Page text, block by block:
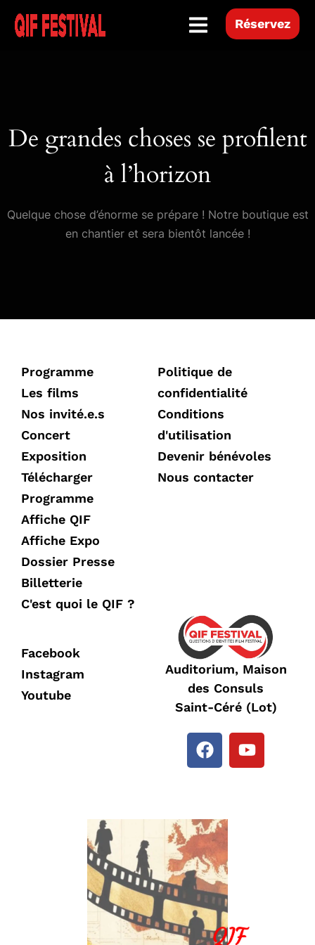
Réservez
Hamburger Toggle Menu
De grandes choses se profilent
à l’horizon
Quelque chose d’énorme se prépare ! Notre boutique est
en chantier et sera bientôt lancée !
Programme
Les films
Nos invité.e.s
Concert
Exposition
Télécharger
Programme
Affiche QIF
Affiche Expo
Dossier Presse
Billetterie
C'est quoi le QIF ?
Politique de
confidentialité
Conditions
d'utilisation
Devenir bénévoles
Nous contacter
Facebook
Instagram
Youtube
Auditorium, Maison
des Consuls
Saint-Céré (Lot)